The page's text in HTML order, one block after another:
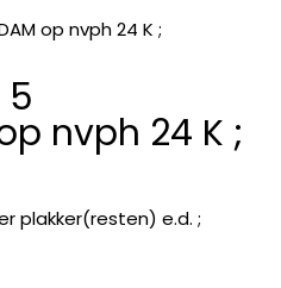
nvph 24 K ;
plakker(resten) e.d. ;